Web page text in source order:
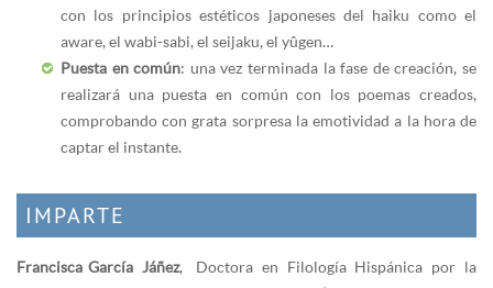
con los principios estéticos japoneses del haiku como el
aware, el wabi-sabi, el seijaku, el yûgen…
Puesta en común: una vez terminada la fase de creación, se
realizará una puesta en común con los poemas creados,
comprobando con grata sorpresa la emotividad a la hora de
captar el instante.
IMPARTE
Francisca García Jáñez, Doctora en Filología Hispánica por la